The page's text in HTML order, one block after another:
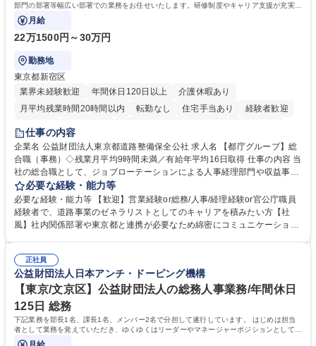
部門の部署等幅広い部署での業務をお任せいたします。研修制度やキャリア支援が充実し
ております！ ※下記業務詳細
月給
22万1500円～30万円
勤務地
東京都新宿区
業界未経験歓迎
年間休日120日以上
介護休暇あり
月平均残業時間20時間以内
転勤なし 住宅手当あり
経験者歓迎
研修あり
退職金あり
駅近5分以内
資格取得手当あり 食事補助あり
仕事の内容
企業名 公益財団法人東京都道路整備保全公社 求人名 【都庁グループ】総
合職（事務）◇残業月平均9時間未満／有給年平均16日取得 仕事の内容 当
社の総合職として、ジョブローテーションによる人事経理部門や収益事業
等のフロント部門の部署等幅広い部署での業務をお任せいたします。研修
制度やキャリア支援が充実しております！ ※下記業務詳細 【業務詳細】■
管理部門：広報、人事、経理など当公社の運営に係る管理業務 ■収益部
門：駐車場の新規開拓、管理運営、新宿駅西口広場の「イベントコーナ
道路施設や道路工事現場の見学ツアー事業 ※入社後は上記いずれかの部門
へ配属。※業務内容変更の範囲：会社の定める業務 募集職種 【都庁グル
ープ】総合職（事務）◇残業月平均9時間未満／有給年平均16日取得
必要な経験・能力等
必要な経験・能力等 【歓迎】営業経験or総務/人事/経理経験or官公庁職員
経験者で、道路事業のゼネラリストとしてのキャリアを積みたい方【社
風】社内関係部署や東京都と連携が必要なため綿密にコミュニケーション
部門など多岐に渡る業務を経験できます。 ■様々なプロジェクト：駐車場
事業の他、新宿駅西口広場内に設置された照明を兼ねた広告「ブライトサ
イン」の管理運営を行うなど、事業収益を生み出す活動を積極的に行って
います。 学歴・資格 学歴：大学院 大学 高専 短大 専修学校 高校 語学力：
資格：
正社員
公益財団法人日本アンチ・ドーピング機構
【東京/文京区】公益財団法人の総務人事業務/年間休日
125日 総務
下記業務を部長1名、課長1名、メンバー2名で分担して遂行しています。 はじめは担当
者として業務を覚えていただき、ゆくゆくはリーダーやマネージャーポジションとして活
躍いただくことを期待しています。